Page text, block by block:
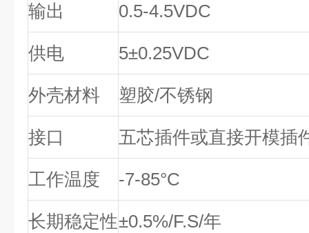
输出 0.5-4.5VDC
供电 5±0.25VDC
外壳材料 塑胶/不锈钢
接口 五芯插件或直接开模插
工作温度 -7-85°C
长期稳定性±0.5%/F.S/年